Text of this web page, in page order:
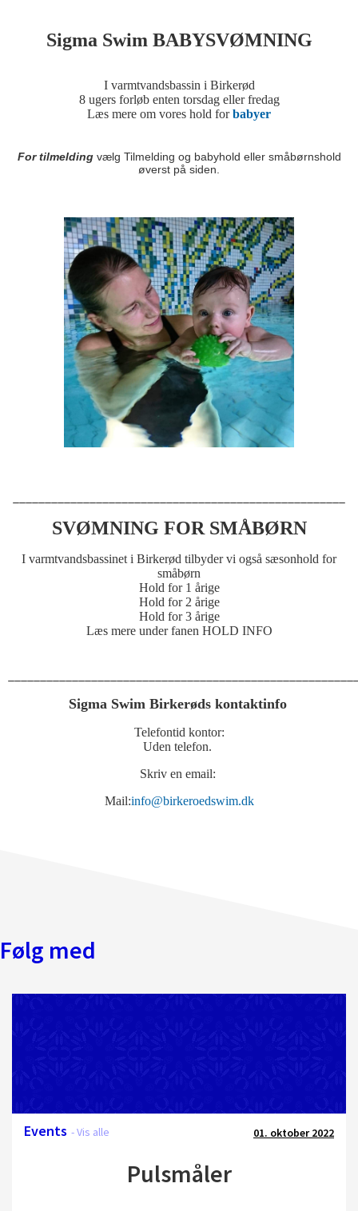
Sigma Swim BABYSVØMNING
I varmtvandsbassin i Birkerød
8 ugers forløb enten torsdag eller fredag
Læs mere om vores hold forbabyer
For tilmeldingvælg Tilmelding og babyhold eller småbørnshold
øverst på siden.
SVØMNING FOR SMÅBØRN
I varmtvandsbassinet i Birkerød tilbyder vi også sæsonhold for
småbørn
Hold for 1 årige
Hold for 2 årige
Hold for 3 årige
Læs mere under fanen HOLD INFO
Sigma Swim Birkerøds kontaktinfo
Telefontid kontor:
Uden telefon.
Skriv en email:
Mail:info@birkeroedswim.dk
Følg med
Events - Vis alle 01. oktober 2022
Pulsmåler